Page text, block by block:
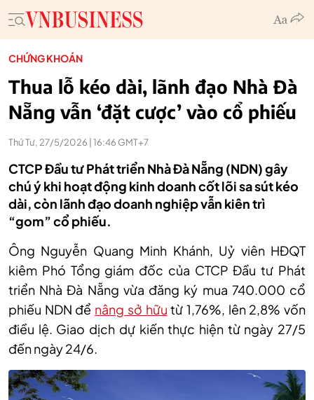
CHỨNG KHOÁN
Thua lỗ kéo dài, lãnh đạo Nhà Đà
Nẵng vẫn ‘đặt cược’ vào cổ phiếu
Thứ Tư, 27/5/2026 | 16:46 GMT+7
CTCP Đầu tư Phát triển Nhà Đà Nẵng (NDN) gây
chú ý khi hoạt động kinh doanh cốt lõi sa sút kéo
dài, còn lãnh đạo doanh nghiệp vẫn kiên trì
“gom” cổ phiếu.
Ông Nguyễn Quang Minh Khánh, Uỷ viên HĐQT
kiêm Phó Tổng giám đốc của CTCP Đầu tư Phát
triển Nhà Đà Nẵng vừa đăng ký mua 740.000 cổ
phiếu NDN để nâng sở hữu từ 1,76%, lên 2,8% vốn
điều lệ. Giao dịch dự kiến thực hiện từ ngày 27/5
đến ngày 24/6.